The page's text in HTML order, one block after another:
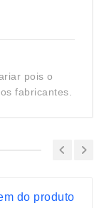
pois o
fabricantes.